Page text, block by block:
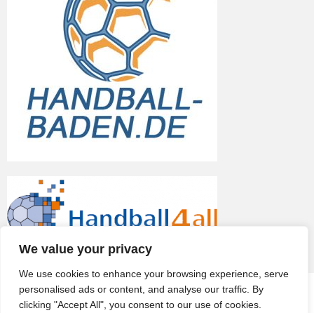
We value your privacy
We use cookies to enhance your browsing experience, serve
personalised ads or content, and analyse our traffic. By
clicking "Accept All", you consent to our use of cookies.